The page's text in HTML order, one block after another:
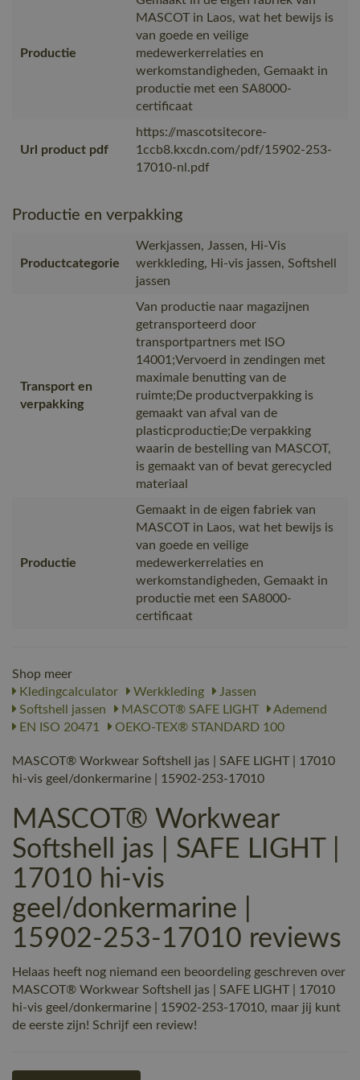
Productie
MASCOT in Laos, wat het bewijs is
van goede en veilige
medewerkerrelaties en
werkomstandigheden, Gemaakt in
productie met een SA8000-
certificaat
Url product pdf
https://mascotsitecore-
1ccb8.kxcdn.com/pdf/15902-253-
17010-nl.pdf
Productie en verpakking
Productcategorie
Werkjassen, Jassen, Hi-Vis
werkkleding, Hi-vis jassen, Softshell
jassen
Transport en
verpakking
Van productie naar magazijnen
getransporteerd door
transportpartners met ISO
14001;Vervoerd in zendingen met
maximale benutting van de
ruimte;De productverpakking is
gemaakt van afval van de
plasticproductie;De verpakking
waarin de bestelling van MASCOT,
is gemaakt van of bevat gerecycled
materiaal
Productie
Gemaakt in de eigen fabriek van
MASCOT in Laos, wat het bewijs is
van goede en veilige
medewerkerrelaties en
werkomstandigheden, Gemaakt in
productie met een SA8000-
certificaat
Shop meer
Kledingcalculator
Werkkleding
Jassen
Softshell jassen
MASCOT® SAFE LIGHT
Ademend
EN ISO 20471
OEKO-TEX® STANDARD 100
MASCOT® Workwear Softshell jas | SAFE LIGHT | 17010
hi-vis geel/donkermarine | 15902-253-17010
MASCOT® Workwear
Softshell jas | SAFE LIGHT |
17010 hi-vis
geel/donkermarine |
15902-253-17010 reviews
Helaas heeft nog niemand een beoordeling geschreven over
MASCOT® Workwear Softshell jas | SAFE LIGHT | 17010
hi-vis geel/donkermarine | 15902-253-17010, maar jij kunt
de eerste zijn! Schrijf een review!